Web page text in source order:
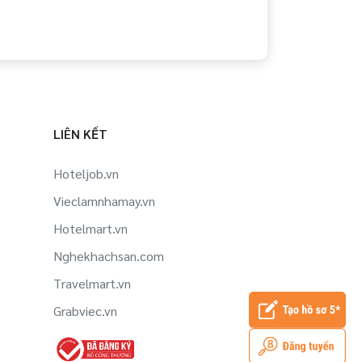
LIÊN KẾT
Hoteljob.vn
Vieclamnhamay.vn
Hotelmart.vn
Nghekhachsan.com
Travelmart.vn
Grabviec.vn